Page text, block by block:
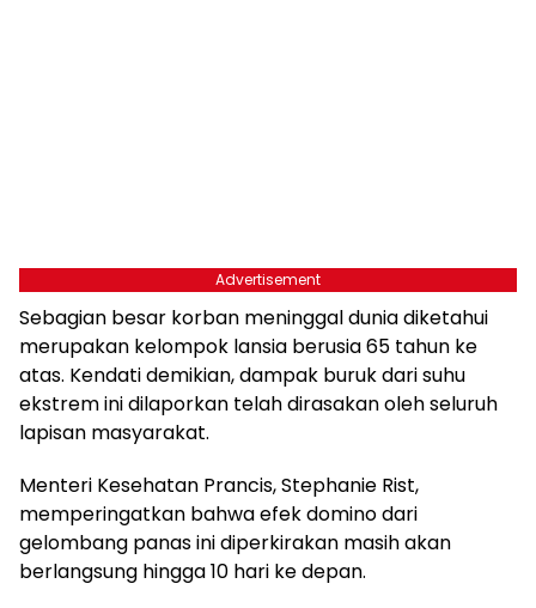
Advertisement
Sebagian besar korban meninggal dunia diketahui
merupakan kelompok lansia berusia 65 tahun ke
atas. Kendati demikian, dampak buruk dari suhu
ekstrem ini dilaporkan telah dirasakan oleh seluruh
lapisan masyarakat.
Menteri Kesehatan Prancis, Stephanie Rist,
memperingatkan bahwa efek domino dari
gelombang panas ini diperkirakan masih akan
berlangsung hingga 10 hari ke depan.